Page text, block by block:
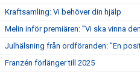
Kraftsamling: Vi behöver din hjälp
Melin inför premiären: ”Vi ska vinna
Julhälsning från ordföranden: ”En
Franzén förlänger till 2025